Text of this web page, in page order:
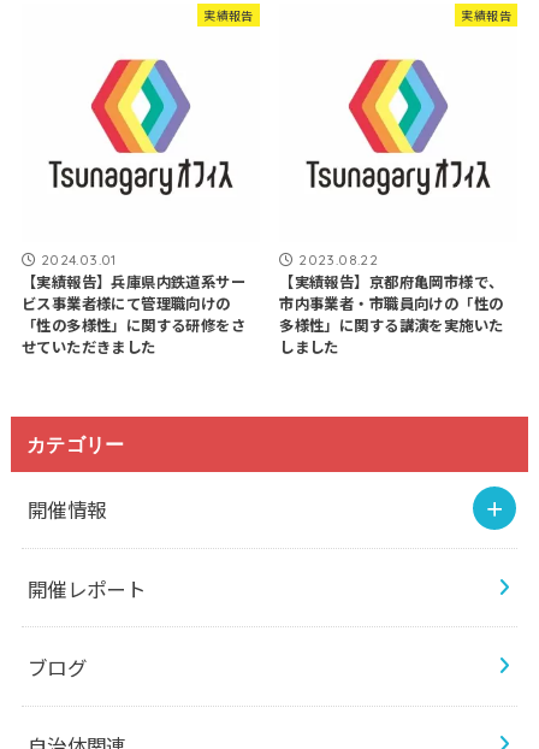
実績報告
2024.03.01
【実績報告】兵庫県内鉄道系サー
ビス事業者様にて管理職向けの
「性の多様性」に関する研修をさ
せていただきました
実績報告
2023.08.22
【実績報告】京都府亀岡市様で、
市内事業者・市職員向けの「性の
多様性」に関する講演を実施いた
しました
カテゴリー
開催情報
開催レポート
ブログ